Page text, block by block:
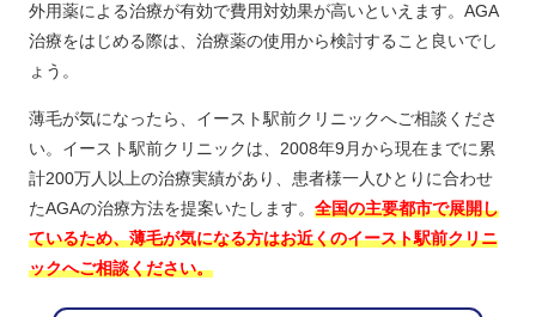
外用薬による治療が有効で費用対効果が高いといえます。AGA
治療をはじめる際は、治療薬の使用から検討すること良いでし
ょう。
薄毛が気になったら、イースト駅前クリニックへご相談くださ
い。イースト駅前クリニックは、2008年9月から現在までに累
計200万人以上の治療実績があり、患者様一人ひとりに合わせ
たAGAの治療方法を提案いたします。 全国の主要都市で展開し
ているため、薄毛が気になる方はお近くのイースト駅前クリニ
ックへご相談ください。